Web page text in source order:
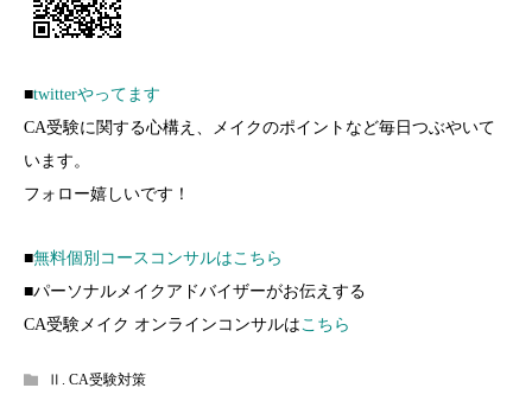
■twitterやってます
CA受験に関する心構え、メイクのポイントなど毎日つぶやいて
います。
フォロー嬉しいです！
■無料個別コースコンサルはこちら
■パーソナルメイクアドバイザーがお伝えする
CA受験メイク オンラインコンサルは こちら
Ⅱ. CA受験対策